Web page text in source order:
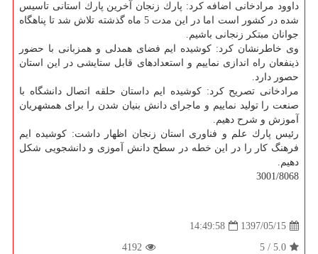
داوود مرادخانی اضافه كرد: پارك زنجان آخرین پارك استانی تاسیس
شده در كشور است اما در این مدت 5 ماه گذشته تلاش شد تا پناهگاه
جوانان مبتكر زنجانی باشیم.
وی خاطرنشان كرد: كوشیده ایم فضای همدلی و همزبانی با حضور
ذینفعان راه اندازی نماییم و استعدادهای قابل ستایشی در این استان
حصور دارد.
مرادخانی تصریح كرد: كوشیده ایم داستان حلقه اتصال دانشگاه با
صنعت را تولید نماییم و ماجرای دانش بنیان شدن را برای همشهریان
آموزش و شرح دهیم.
رئیس پارك علم و فناوری استان زنجان اظهار داشت: كوشیده ایم
فرهنگ كار را در این خطه در سطح دانش آموزی و دانشجویی شكل
دهیم.
3001/8068
1397/05/15
14:49:58
5.0
/
5
4192